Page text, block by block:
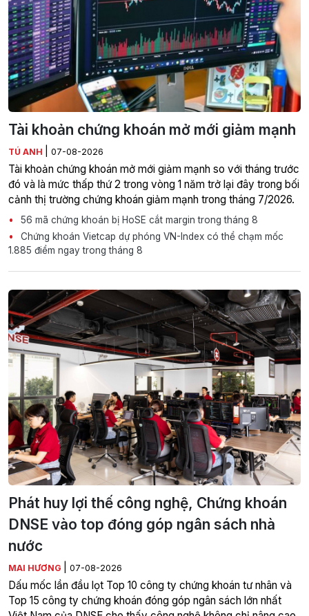
Tài khoản chứng khoán mở mới giảm mạnh
TÚ ANH 07-08-2026
Tài khoản chứng khoán mở mới giảm mạnh so với tháng trước
đó và là mức thấp thứ 2 trong vòng 1 năm trở lại đây trong bối
cảnh thị trường chứng khoán giảm mạnh trong tháng 7/2026.
56 mã chứng khoán bị HoSE cắt margin trong tháng 8
Chứng khoán Vietcap dự phóng VN-Index có thể chạm mốc
1.885 điểm ngay trong tháng 8
Phát huy lợi thế công nghệ, Chứng khoán
DNSE vào top đóng góp ngân sách nhà
nước
MAI HƯƠNG 07-08-2026
Dấu mốc lần đầu lọt Top 10 công ty chứng khoán tư nhân và
Top 15 công ty chứng khoán đóng góp ngân sách lớn nhất